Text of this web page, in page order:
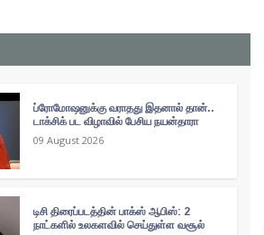
ப்ரோமோஷனுக்கு வராதது இதனால் தான்..
டாக்சிக் பட விழாவில் பேசிய நயன்தாரா
09 August 2026
டிசி திரைப்படத்தின் பாக்ஸ் ஆபிஸ்: 2
நாட்களில் உலகளவில் செய்துள்ள வசூல்